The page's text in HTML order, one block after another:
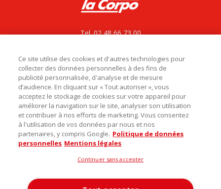
Tel. 02 48 66 73 00
18570 Le Subdray
service.commercial@labovida.com
Catégories
Infos utiles
Découvrez notre magasin
La Corpo Rungis
Ce site utilise des cookies et d'autres technologies pour
collecter des données personnelles à des fins de
publicité personnalisée, d'analyse et de mesure
d’audience. En cliquant sur « Tout autoriser », vous
acceptez le stockage de cookies sur votre appareil pour
améliorer la navigation sur le site, analyser son utilisation
et contribuer à nos efforts de marketing. Vous consentez
à l'utilisation de vos données par nous et nos
partenaires, y compris Google. Politique de données
personnelles Mentions légales
Continuer sans accepter